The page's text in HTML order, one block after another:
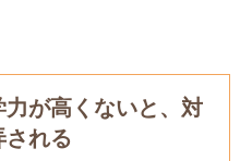
が高くないと、対
れる